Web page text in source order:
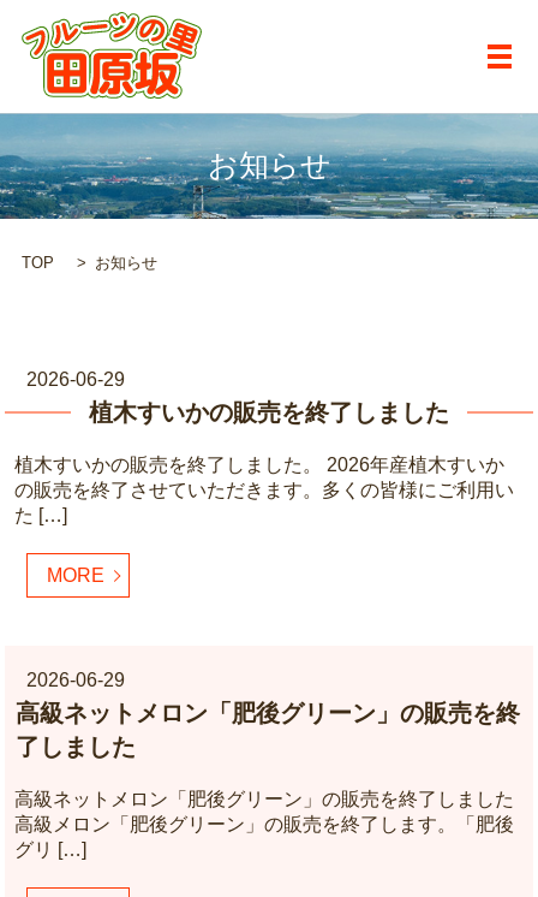
メ
お知らせ
TOP お知らせ
2026-06-29
植木すいかの販売を終了しました
植木すいかの販売を終了しました。 2026年産植木すいか
の販売を終了させていただきます。多くの皆様にご利用い
た […]
MORE
2026-06-29
高級ネットメロン「肥後グリーン」の販売を終
了しました
高級ネットメロン「肥後グリーン」の販売を終了しました
高級メロン「肥後グリーン」の販売を終了します。「肥後
グリ […]